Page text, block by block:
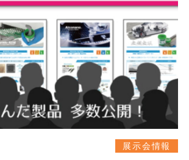
展示会情報